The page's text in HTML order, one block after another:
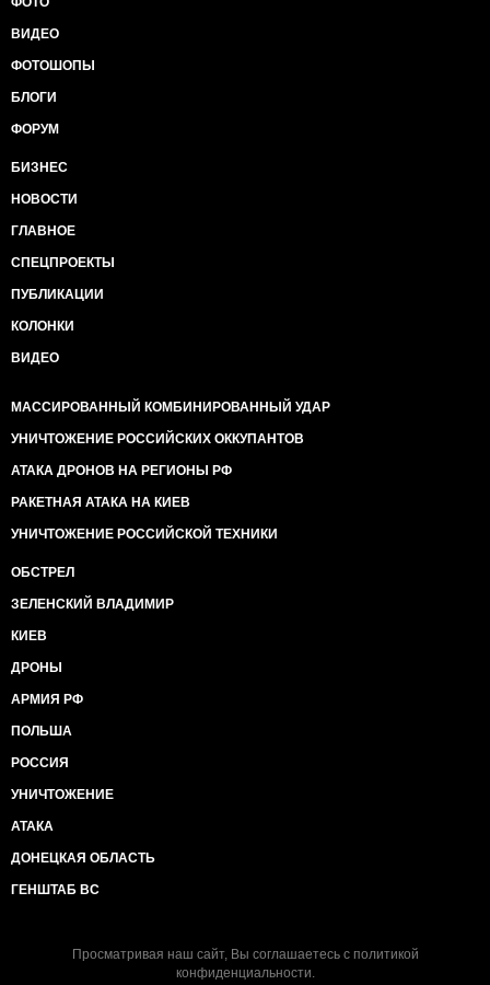
ВИДЕО
ФОТОШОПЫ
БЛОГИ
ФОРУМ
БИЗНЕС
НОВОСТИ
ГЛАВНОЕ
СПЕЦПРОЕКТЫ
ПУБЛИКАЦИИ
КОЛОНКИ
ВИДЕО
МАССИРОВАННЫЙ КОМБИНИРОВАННЫЙ УДАР
УНИЧТОЖЕНИЕ РОССИЙСКИХ ОККУПАНТОВ
АТАКА ДРОНОВ НА РЕГИОНЫ РФ
РАКЕТНАЯ АТАКА НА КИЕВ
УНИЧТОЖЕНИЕ РОССИЙСКОЙ ТЕХНИКИ
ОБСТРЕЛ
ЗЕЛЕНСКИЙ ВЛАДИМИР
КИЕВ
ДРОНЫ
АРМИЯ РФ
ПОЛЬША
РОССИЯ
УНИЧТОЖЕНИЕ
АТАКА
ДОНЕЦКАЯ ОБЛАСТЬ
ГЕНШТАБ ВС
Просматривая наш сайт, Вы соглашаетесь с политикой
конфиденциальности.